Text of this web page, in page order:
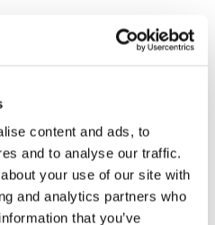
content and ads, to
and to analyse our traffic.
your use of our site with
and analytics partners who
that you’ve